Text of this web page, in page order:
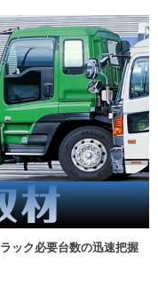
ック必要台数の迅速把握